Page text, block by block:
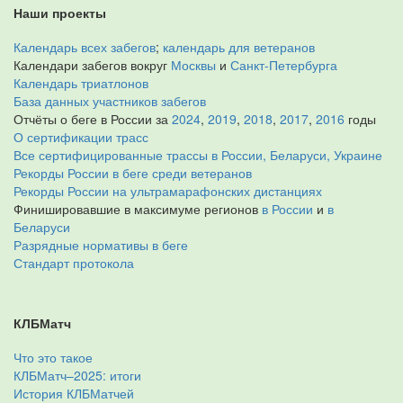
Наши проекты
Календарь всех забегов; календарь для ветеранов
Календари забегов вокруг Москвы и Санкт-Петербурга
Календарь триатлонов
База данных участников забегов
Отчёты о беге в России за 2024, 2019, 2018, 2017, 2016 годы
О сертификации трасс
Все сертифицированные трассы в России, Беларуси, Украине
Рекорды России в беге среди ветеранов
Рекорды России на ультрамарафонских дистанциях
Финишировавшие в максимуме регионов в России и в
Беларуси
Разрядные нормативы в беге
Стандарт протокола
КЛБМатч
Что это такое
КЛБМатч–2025: итоги
История КЛБМатчей